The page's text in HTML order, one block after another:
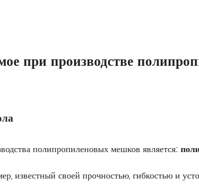
при производстве
полипропиленовых мешков является:
известный своей прочностью, гибкостью и